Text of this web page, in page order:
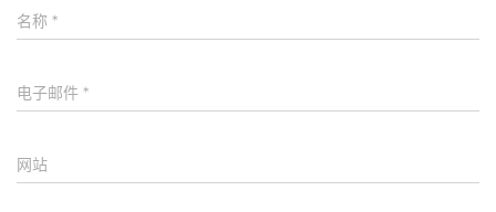
名称 *
电子邮件 *
网站